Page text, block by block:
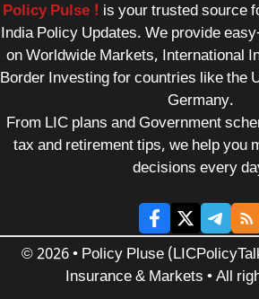
Policy Pulse ! is your trusted source
India Policy Updates. We provide
on Worldwide Markets, International
Border Investing for countries like the
Germany.
From LIC plans and Government
tax and retirement tips, we help you
decisions every
© 2026 • Policy Pluse
Insurance & Markets • All